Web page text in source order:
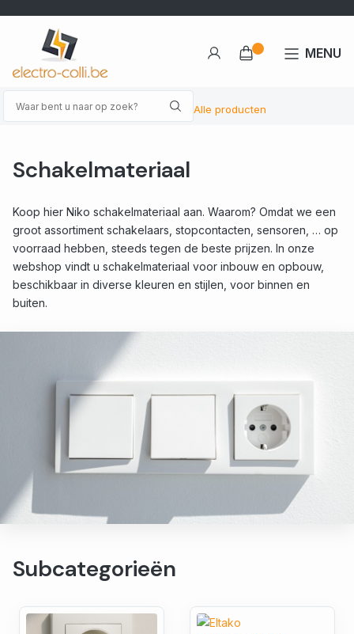
Alle producten
MENU
Schakelmateriaal
Koop hier Niko schakelmateriaal aan. Waarom? Omdat we een
groot assortiment schakelaars, stopcontacten, sensoren, … op
voorraad hebben, steeds tegen de beste prijzen. In onze
webshop vindt u schakelmateriaal voor inbouw en opbouw,
beschikbaar in diverse kleuren en stijlen, voor binnen en
buiten.
Subcategorieën